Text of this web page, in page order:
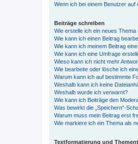
Wenn ich bei einem Benutzer
Beiträge schreiben
Wie erstelle ich ein neues Thema
Wie kann ich einen Beitrag
Wie kann ich meinem Beitrag
Wie kann ich eine Umfrage
Wieso kann ich nicht mehr
Wie bearbeite oder lösche ich
Warum kann ich auf bestimmte
Weshalb kann ich keine
Weshalb wurde ich verwarnt?
Wie kann ich Beiträge den
Was bewirkt die „Speichern“-
Warum muss mein Beitrag erst
Wie markiere ich ein Thema als
Textformatierung und